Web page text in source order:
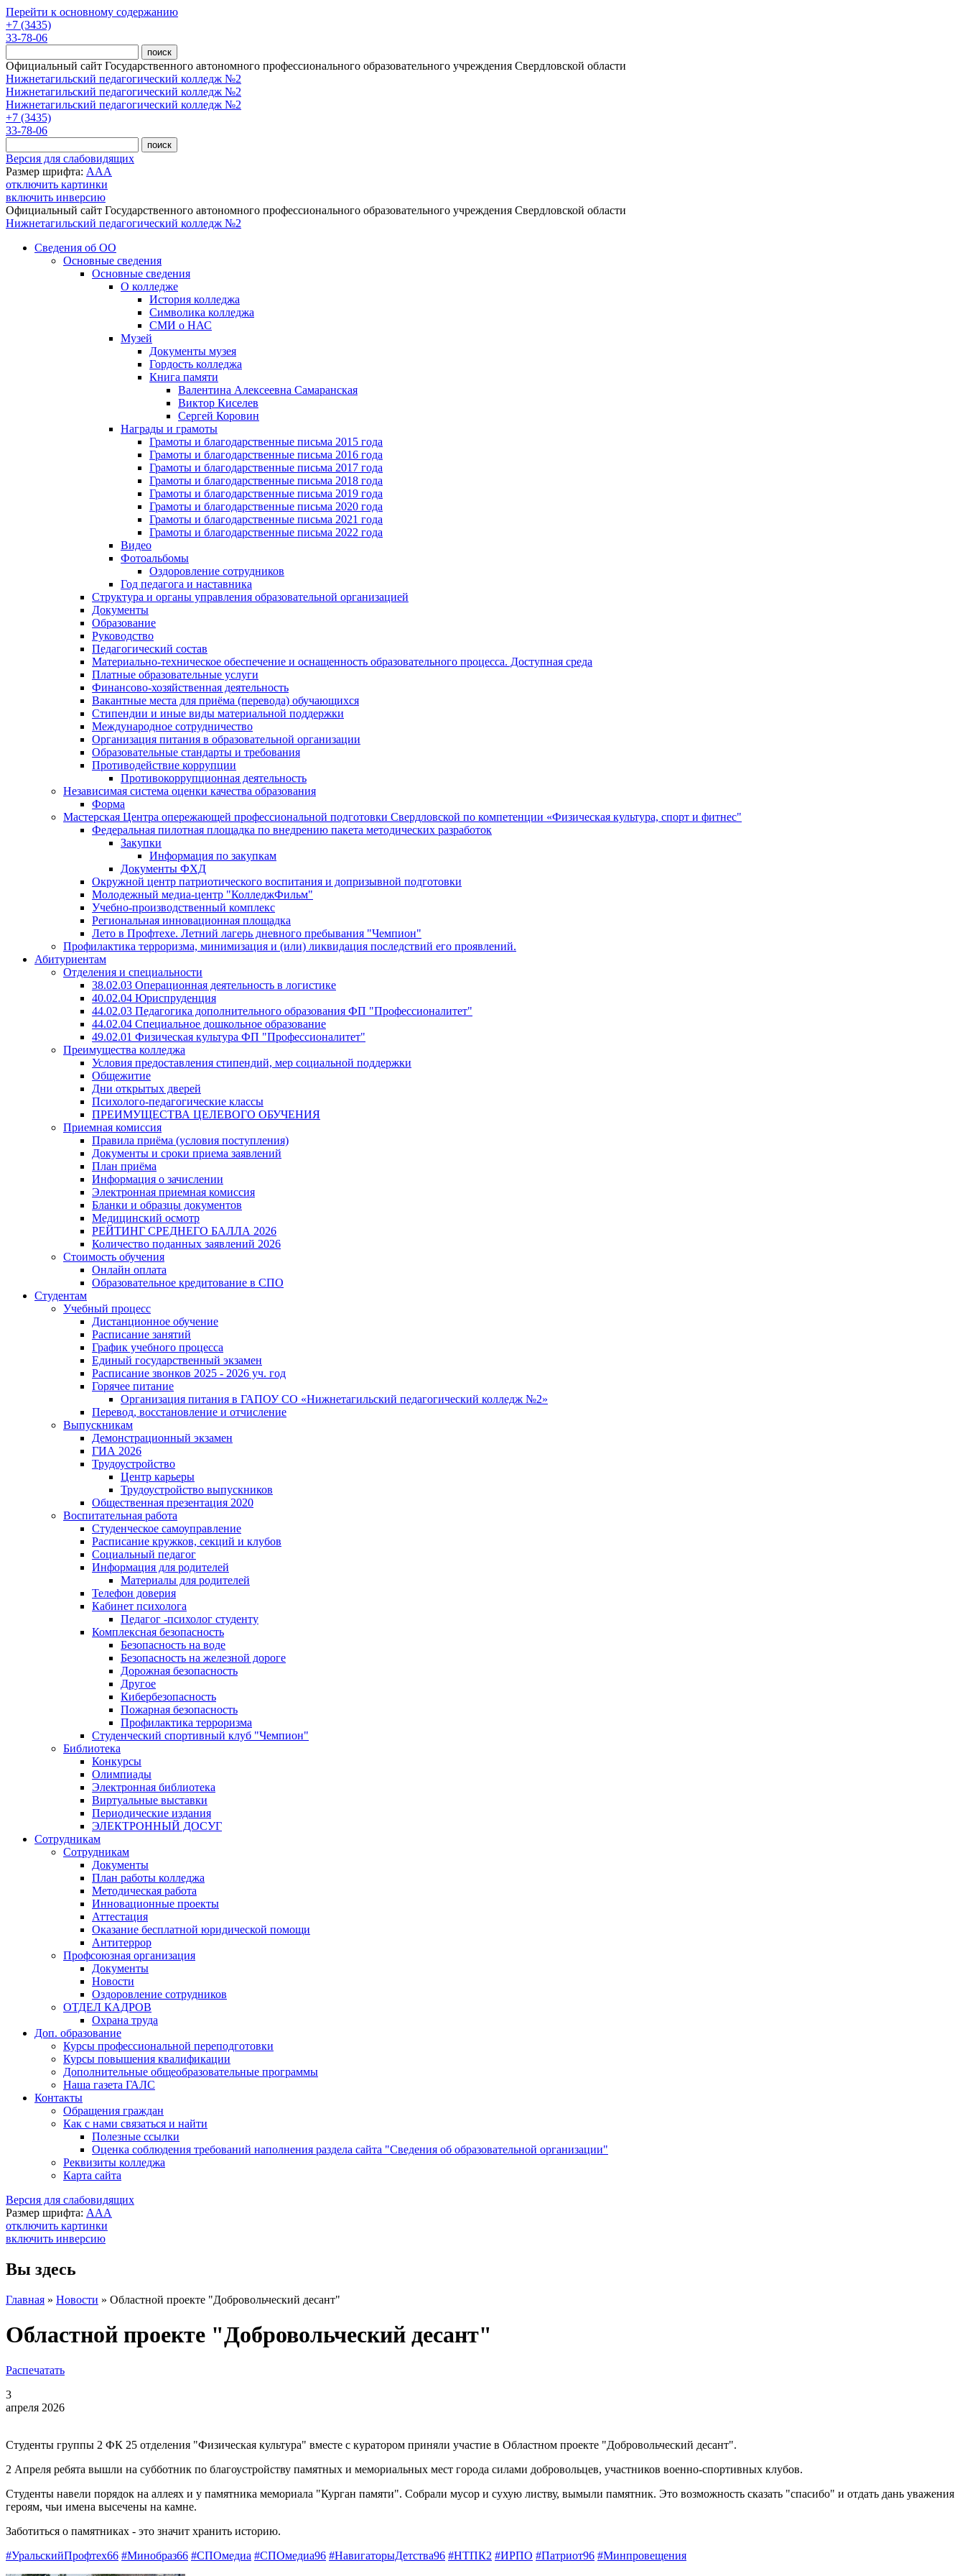
Перейти к основному содержанию
+7 (3435)
33-78-06
Официальный сайт Государственного автономного профессионального образовательного учреждения Свердловской области
Нижнетагильский педагогический колледж №2
Нижнетагильский педагогический колледж №2
Нижнетагильский педагогический колледж №2
+7 (3435)
33-78-06
Версия для слабовидящих
Размер шрифта: AAA
отключить картинки
включить инверсию
Официальный сайт Государственного автономного профессионального образовательного учреждения Свердловской области
Нижнетагильский педагогический колледж №2
Сведения об ОО
Основные сведения
Основные сведения
О колледже
История колледжа
Символика колледжа
СМИ о НАС
Музей
Документы музея
Гордость колледжа
Книга памяти
Валентина Алексеевна Самаранская
Виктор Киселев
Сергей Коровин
Награды и грамоты
Грамоты и благодарственные письма 2015 года
Грамоты и благодарственные письма 2016 года
Грамоты и благодарственные письма 2017 года
Грамоты и благодарственные письма 2018 года
Грамоты и благодарственные письма 2019 года
Грамоты и благодарственные письма 2020 года
Грамоты и благодарственные письма 2021 года
Грамоты и благодарственные письма 2022 года
Видео
Фотоальбомы
Оздоровление сотрудников
Год педагога и наставника
Структура и органы управления образовательной организацией
Документы
Образование
Руководство
Педагогический состав
Материально-техническое обеспечение и оснащенность образовательного процесса. Доступная среда
Платные образовательные услуги
Финансово-хозяйственная деятельность
Вакантные места для приёма (перевода) обучающихся
Стипендии и иные виды материальной поддержки
Международное сотрудничество
Организация питания в образовательной организации
Образовательные стандарты и требования
Противодействие коррупции
Противокоррупционная деятельность
Независимая система оценки качества образования
Форма
Мастерская Центра опережающей профессиональной подготовки Свердловской по компетенции «Физическая культура, спорт и фитнес"
Федеральная пилотная площадка по внедрению пакета методических разработок
Закупки
Информация по закупкам
Документы ФХД
Окружной центр патриотического воспитания и допризывной подготовки
Молодежный медиа-центр "КолледжФильм"
Учебно-производственный комплекс
Региональная инновационная площадка
Лето в Профтехе. Летний лагерь дневного пребывания "Чемпион"
Профилактика терроризма, минимизация и (или) ликвидация последствий его проявлений.
Абитуриентам
Отделения и специальности
38.02.03 Операционная деятельность в логистике
40.02.04 Юриспруденция
44.02.03 Педагогика дополнительного образования ФП "Профессионалитет"
44.02.04 Специальное дошкольное образование
49.02.01 Физическая культура ФП "Профессионалитет"
Преимущества колледжа
Условия предоставления стипендий, мер социальной поддержки
Общежитие
Дни открытых дверей
Психолого-педагогические классы
ПРЕИМУЩЕСТВА ЦЕЛЕВОГО ОБУЧЕНИЯ
Приемная комиссия
Правила приёма (условия поступления)
Документы и сроки приема заявлений
План приёма
Информация о зачислении
Электронная приемная комиссия
Бланки и образцы документов
Медицинский осмотр
РЕЙТИНГ СРЕДНЕГО БАЛЛА 2026
Количество поданных заявлений 2026
Стоимость обучения
Онлайн оплата
Образовательное кредитование в СПО
Студентам
Учебный процесс
Дистанционное обучение
Расписание занятий
График учебного процесса
Единый государственный экзамен
Расписание звонков 2025 - 2026 уч. год
Горячее питание
Организация питания в ГАПОУ СО «Нижнетагильский педагогический колледж №2»
Перевод, восстановление и отчисление
Выпускникам
Демонстрационный экзамен
ГИА 2026
Трудоустройство
Центр карьеры
Трудоустройство выпускников
Общественная презентация 2020
Воспитательная работа
Студенческое самоуправление
Расписание кружков, секций и клубов
Социальный педагог
Информация для родителей
Материалы для родителей
Телефон доверия
Кабинет психолога
Педагог -психолог студенту
Комплексная безопасность
Безопасность на воде
Безопасность на железной дороге
Дорожная безопасность
Другое
Кибербезопасность
Пожарная безопасность
Профилактика терроризма
Студенческий спортивный клуб "Чемпион"
Библиотека
Конкурсы
Олимпиады
Электронная библиотека
Виртуальные выставки
Периодические издания
ЭЛЕКТРОННЫЙ ДОСУГ
Сотрудникам
Сотрудникам
Документы
План работы колледжа
Методическая работа
Инновационные проекты
Аттестация
Оказание бесплатной юридической помощи
Антитеррор
Профсоюзная организация
Документы
Новости
Оздоровление сотрудников
ОТДЕЛ КАДРОВ
Охрана труда
Доп. образование
Курсы профессиональной переподготовки
Курсы повышения квалификации
Дополнительные общеобразовательные программы
Наша газета ГАЛС
Контакты
Обращения граждан
Как с нами связаться и найти
Полезные ссылки
Оценка соблюдения требований наполнения раздела сайта "Сведения об образовательной организации"
Реквизиты колледжа
Карта сайта
Версия для слабовидящих
Размер шрифта: AAA
отключить картинки
включить инверсию
Вы здесь
Главная » Новости » Областной проекте "Добровольческий десант"
Областной проекте "Добровольческий десант"
Распечатать
3
апреля 2026
Студенты группы 2 ФК 25 отделения "Физическая культура" вместе с куратором приняли участие в Областном проекте "Добровольческий десант".
2 Апреля ребята вышли на субботник по благоустройству памятных и мемориальных мест города силами добровольцев, участников военно-спортивных клубов.
Студенты навели порядок на аллеях и у памятника мемориала "Курган памяти". Собрали мусор и сухую листву, вымыли памятник. Это возможность сказать "спасибо" и отдать дань уважения
героям, чьи имена высечены на камне.
Заботиться о памятниках - это значит хранить историю.
#УральскийПрофтех66 #Минобраз66 #СПОмедиа #СПОмедиа96 #НавигаторыДетства96 #НТПК2 #ИРПО #Патриот96 #Минпровещения